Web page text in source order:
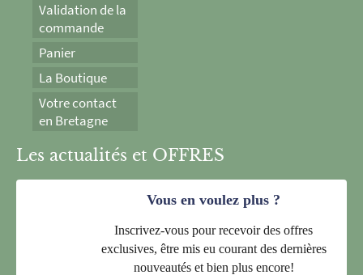
Validation de la
commande
Panier
La Boutique
Votre contact
en Bretagne
Les actualités et OFFRES
Vous en voulez plus ?
Inscrivez-vous pour recevoir des offres
exclusives, être mis eu courant des dernières
nouveautés et bien plus encore!